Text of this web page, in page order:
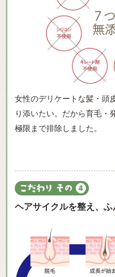
女性のデリケートな髪・頭
り添いたい。だから育毛・
極限まで排除しました。
ヘアサイクルを整え、